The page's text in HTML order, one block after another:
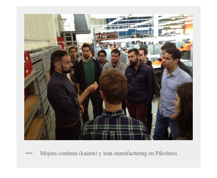
Mejora continua (kaizen) y lean-manufacturing en Pikolinos